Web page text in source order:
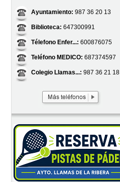
Ayuntamiento: 987 36 20 13
Biblioteca: 647300991
Télefono Enfer...: 600876075
Teléfono MEDICO: 687374597
Colegio Llamas...: 987 36 21 18